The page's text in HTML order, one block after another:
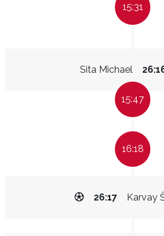
15:31
Sita Michael
15:47
16:18
Karvay
26:17